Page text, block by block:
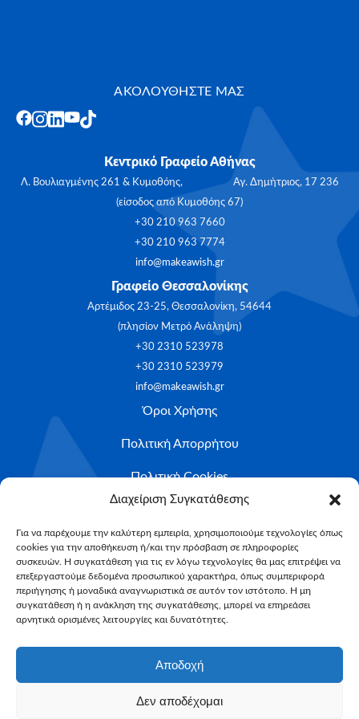
Διαχείριση Συγκατάθεσης
Για να παρέχουμε την καλύτερη εμπειρία, χρησιμοποιούμε τεχνολογίες όπως
cookies για την αποθήκευση ή/και την πρόσβαση σε πληροφορίες
συσκευών. Η συγκατάθεση για τις εν λόγω τεχνολογίες θα μας επιτρέψει να
επεξεργαστούμε δεδομένα προσωπικού χαρακτήρα, όπως συμπεριφορά
περιήγησης ή μοναδικά αναγνωριστικά σε αυτόν τον ιστότοπο. Η μη
συγκατάθεση ή η ανάκληση της συγκατάθεσης, μπορεί να επηρεάσει
αρνητικά ορισμένες λειτουργίες και δυνατότητες.
Αποδοχή
Δεν αποδέχομαι
ΑΚΟΛΟΥΘΗΣΤΕ ΜΑΣ
Κεντρικό Γραφείο Αθήνας
Λ. Βουλιαγμένης 261 & Κυμοθόης, Αγ. Δημήτριος, 17 236
(είσοδος από Κυμοθόης 67)
+30 210 963 7660
+30 210 963 7774
info@makeawish.gr
Γραφείο Θεσσαλονίκης
Αρτέμιδος 23-25, Θεσσαλονίκη, 54644
(πλησίον Μετρό Ανάληψη)
+30 2310 523978
+30 2310 523979
info@makeawish.gr
Όροι Χρήσης
Πολιτική Απορρήτου
Πολιτική Cookies
Ιστορίες ευχών
Το ταξίδι της ευχής
Κριτήρια Καταλληλότητας
Υποβολή Αιτήματος
NEWSLETTER